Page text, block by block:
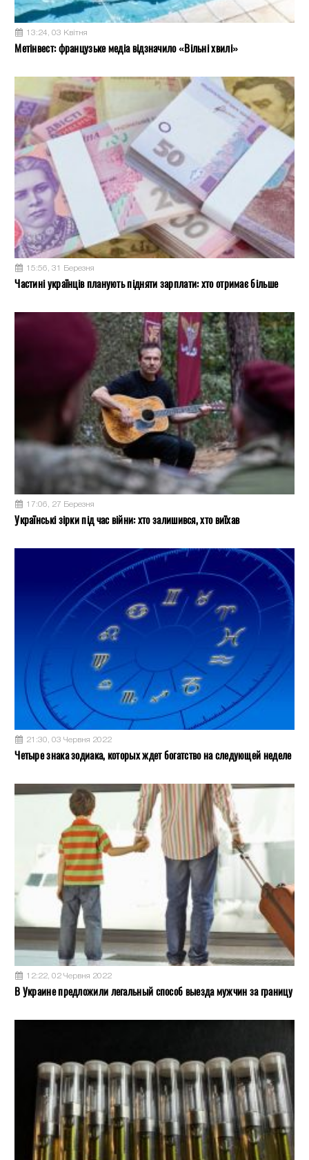
13:24, 03 Квітня
Метінвест: французьке медіа відзначило «Вільні хвилі»
15:56, 31 Березня
Частині українців планують підняти зарплати: хто отримає більше
17:06, 27 Березня
Українські зірки під час війни: хто залишився, хто виїхав
21:30, 03 Червня 2022
Четыре знака зодиака, которых ждет богатство на следующей неделе
12:22, 02 Червня 2022
В Украине предложили легальный способ выезда мужчин за границу